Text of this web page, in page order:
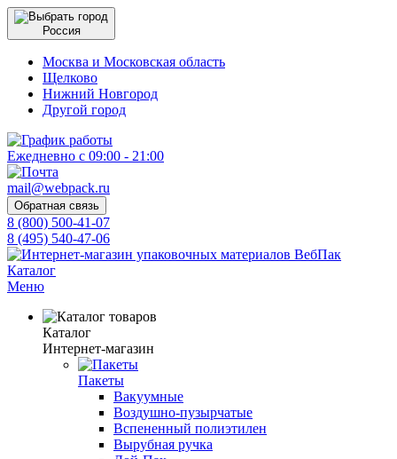
Россия
Москва и Московская область
Щелково
Нижний Новгород
Другой город
Ежедневно с 09:00 - 21:00
mail@webpack.ru
Обратная связь
8 (800) 500-41-07
8 (495) 540-47-06
Каталог
Меню
Каталог
Интернет-магазин
Пакеты
Вакуумные
Воздушно-пузырчатые
Вспененный полиэтилен
Вырубная ручка